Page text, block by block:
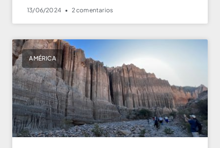
13/06/2024 2 comentarios
AMÉRICA